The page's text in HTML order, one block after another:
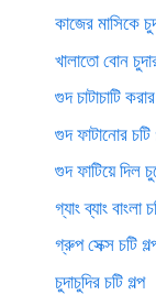
কাজের মাসিকে
খালাতো বোন
গুদ চাটাচাটি
গুদ ফাটানোর চটি
গুদ ফাটিয়ে দিল
গ্যাং ব্যাং বাংলা
গ্রুপ সেক্স চটি
চুদাচুদির চটি গল্প